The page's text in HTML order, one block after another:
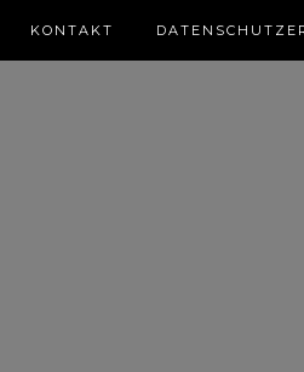
KONTAKT